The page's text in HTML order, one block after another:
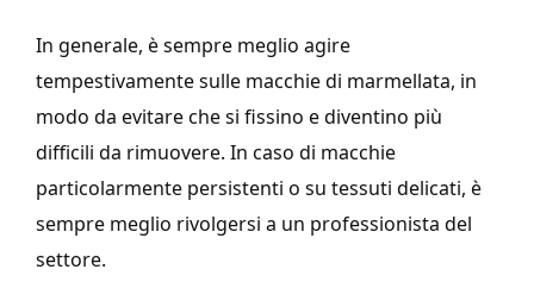
In generale, è sempre meglio agire
tempestivamente sulle macchie di marmellata, in
modo da evitare che si fissino e diventino più
difficili da rimuovere. In caso di macchie
particolarmente persistenti o su tessuti delicati, è
sempre meglio rivolgersi a un professionista del
settore.